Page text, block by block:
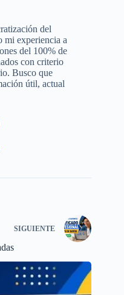
del
mi experiencia a
del 100% de
con criterio
Busco que
útil, actual
SIGUIENTE